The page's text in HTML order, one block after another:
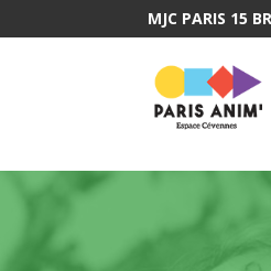
MJC PARIS 15